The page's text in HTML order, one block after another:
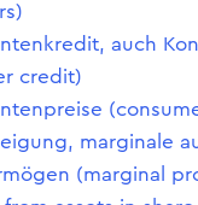
auch
credit)
marginale
(marginal